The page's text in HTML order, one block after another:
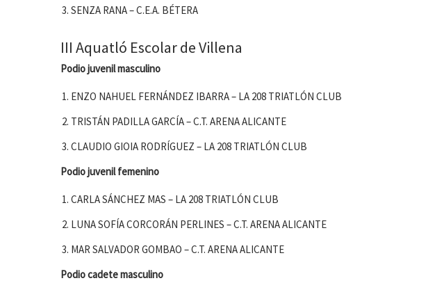
SENZA RANA – C.E.A. BÉTERA
III Aquatló Escolar de Villena
Podio juvenil masculino
ENZO NAHUEL FERNÁNDEZ IBARRA – LA 208 TRIATLÓN CLUB
TRISTÁN PADILLA GARCÍA – C.T. ARENA ALICANTE
CLAUDIO GIOIA RODRÍGUEZ – LA 208 TRIATLÓN CLUB
Podio juvenil femenino
CARLA SÁNCHEZ MAS – LA 208 TRIATLÓN CLUB
LUNA SOFÍA CORCORÁN PERLINES – C.T. ARENA ALICANTE
MAR SALVADOR GOMBAO – C.T. ARENA ALICANTE
Podio cadete masculino